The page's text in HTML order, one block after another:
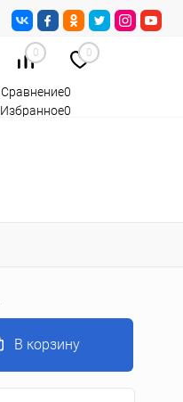
0 0
Сравнение0
Избранное0
В корзину